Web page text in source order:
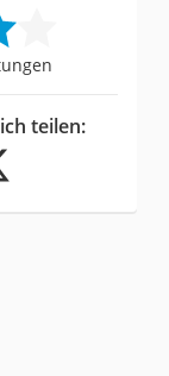
teilen: